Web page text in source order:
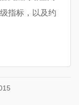
指标，以及约